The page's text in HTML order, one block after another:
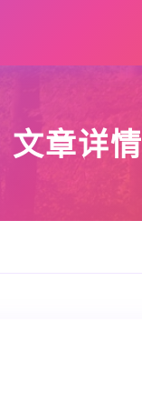
文章详情